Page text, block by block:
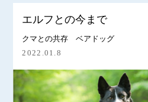
エルフとの今まで
クマとの共存 ベアドッグ
2022.01.8